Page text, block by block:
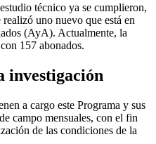
técnico ya se cumplieron,
uno nuevo que está en
(AyA). Actualmente, la
157 abonados.
investigación
a cargo este Programa y sus
campo mensuales, con el fin
de las condiciones de la